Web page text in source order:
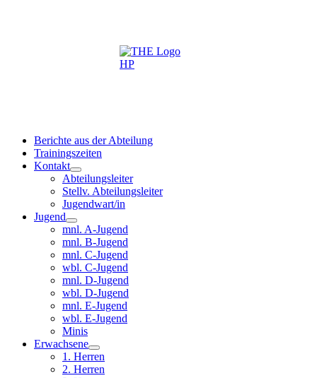
Berichte aus der Abteilung
Trainingszeiten
Kontakt
Abteilungsleiter
Stellv. Abteilungsleiter
Jugendwart/in
Jugend
mnl. A-Jugend
mnl. B-Jugend
mnl. C-Jugend
wbl. C-Jugend
mnl. D-Jugend
wbl. D-Jugend
mnl. E-Jugend
wbl. E-Jugend
Minis
Erwachsene
1. Herren
2. Herren